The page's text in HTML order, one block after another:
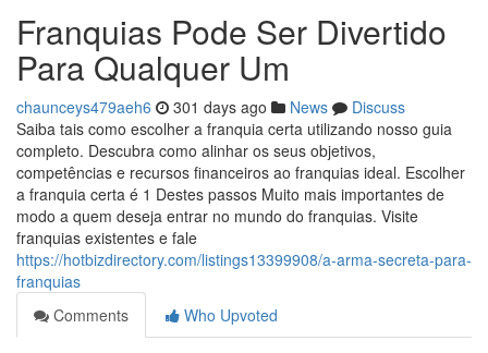
Franquias Pode Ser Divertido
Para Qualquer Um
chaunceys479aeh6 301 days ago News
Discuss
Saiba tais como escolher a franquia certa utilizando nosso guia
completo. Descubra como alinhar os seus objetivos,
competências e recursos financeiros ao franquias ideal. Escolher
a franquia certa é 1 Destes passos Muito mais importantes de
modo a quem deseja entrar no mundo do franquias. Visite
franquias existentes e fale
https://hotbizdirectory.com/listings13399908/a-arma-secreta-para-
franquias
Comments
Who Upvoted